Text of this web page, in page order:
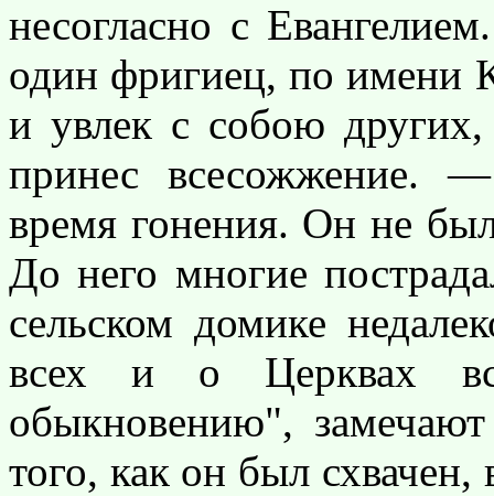
несогласно с
один фригиец, по имени
и увлек с собою
принес всесожжение.
время гонения. Он не
До него многие
сельском домике
всех и о Церквах
обыкновению",
того, как он был